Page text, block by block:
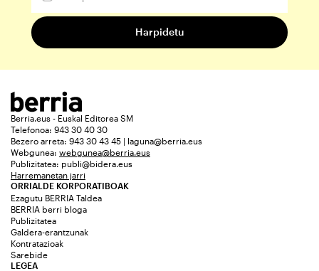
Berria.eus - Euskal Editorea SM
Telefonoa: 943 30 40 30
Bezero arreta: 943 30 43 45 | laguna@berria.eus
Webgunea: webgunea@berria.eus
Publizitatea: publi@bidera.eus
Harremanetan jarri
ORRIALDE KORPORATIBOAK
Ezagutu BERRIA Taldea
BERRIA berri bloga
Publizitatea
Galdera-erantzunak
Kontratazioak
Sarebide
LEGEA